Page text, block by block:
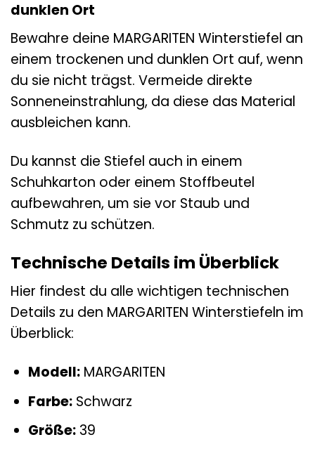
dunklen Ort
Bewahre deine MARGARITEN Winterstiefel an
einem trockenen und dunklen Ort auf, wenn
du sie nicht trägst. Vermeide direkte
Sonneneinstrahlung, da diese das Material
ausbleichen kann.
Du kannst die Stiefel auch in einem
Schuhkarton oder einem Stoffbeutel
aufbewahren, um sie vor Staub und
Schmutz zu schützen.
Technische Details im Überblick
Hier findest du alle wichtigen technischen
Details zu den MARGARITEN Winterstiefeln im
Überblick:
Modell:MARGARITEN
Farbe:Schwarz
Größe:39